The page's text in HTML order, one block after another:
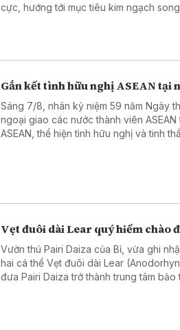
cực, hướng tới mục tiêu kim ngạch
Australia, về những động lực mới thúc
Gắn kết tình hữu nghị ASEAN tại
Sáng 7/8, nhân kỷ niệm 59 năm Ngày
ngoại giao các nước thành viên
ASEAN, thể hiện tình hữu nghị và tinh
Vẹt đuôi dài Lear quý hiếm chào
Vườn thú Pairi Daiza của Bỉ, vừa ghi
hai cá thể Vẹt đuôi dài Lear
đưa Pairi Daiza trở thành trung tâm